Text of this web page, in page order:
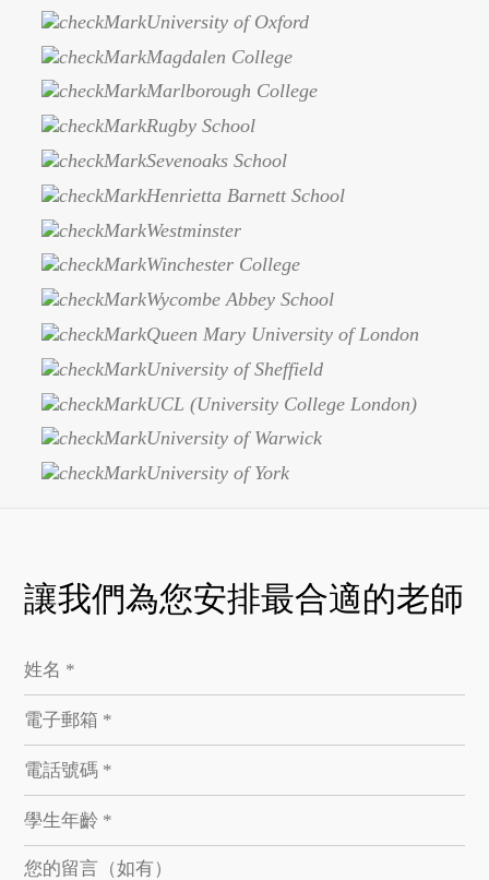
University of Oxford
Magdalen College
Marlborough College
Rugby School
Sevenoaks School
Henrietta Barnett School
Westminster
Winchester College
Wycombe Abbey School
Queen Mary University of London
University of Sheffield
UCL (University College London)
University of Warwick
University of York
讓我們為您安排最合適的老師